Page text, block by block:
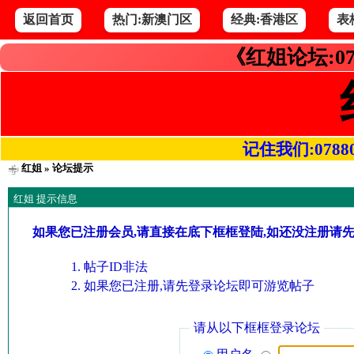
返回首页 热门:新澳门区 经典:香港区 表
《红姐论坛
记住我们
红姐» 论坛提示
红姐 提示信息
如果您已注册会员,请直接在底下框框登陆,如还没注册请
帖子ID非法
如果您已注册,请先登录论坛即可游览帖子
请从以下框框登录论坛